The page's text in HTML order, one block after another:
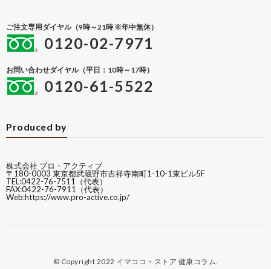
ご注文専用ダイヤル（9時～21時 ※年中無休）
0120-02-7971
お問い合わせダイヤル（平日：10時～17時）
0120-61-5522
Produced by
株式会社 プロ・アクティブ
〒180-0003 東京都武蔵野市吉祥寺南町1-10-1東ビル5F
TEL:0422-76-7511（代表）
FAX:0422-76-7911（代表）
Web:https://www.pro-active.co.jp/
© Copyright 2022 イマココ・ストア 健康コラム.